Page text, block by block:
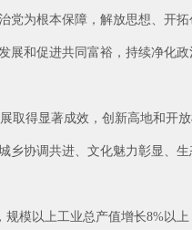
为根本保障，解放思想、开
和促进共同富裕，持续净化
取得显著成效，创新高地和开
协调共进、文化魅力彰显、
模以上工业总产值增长8%以